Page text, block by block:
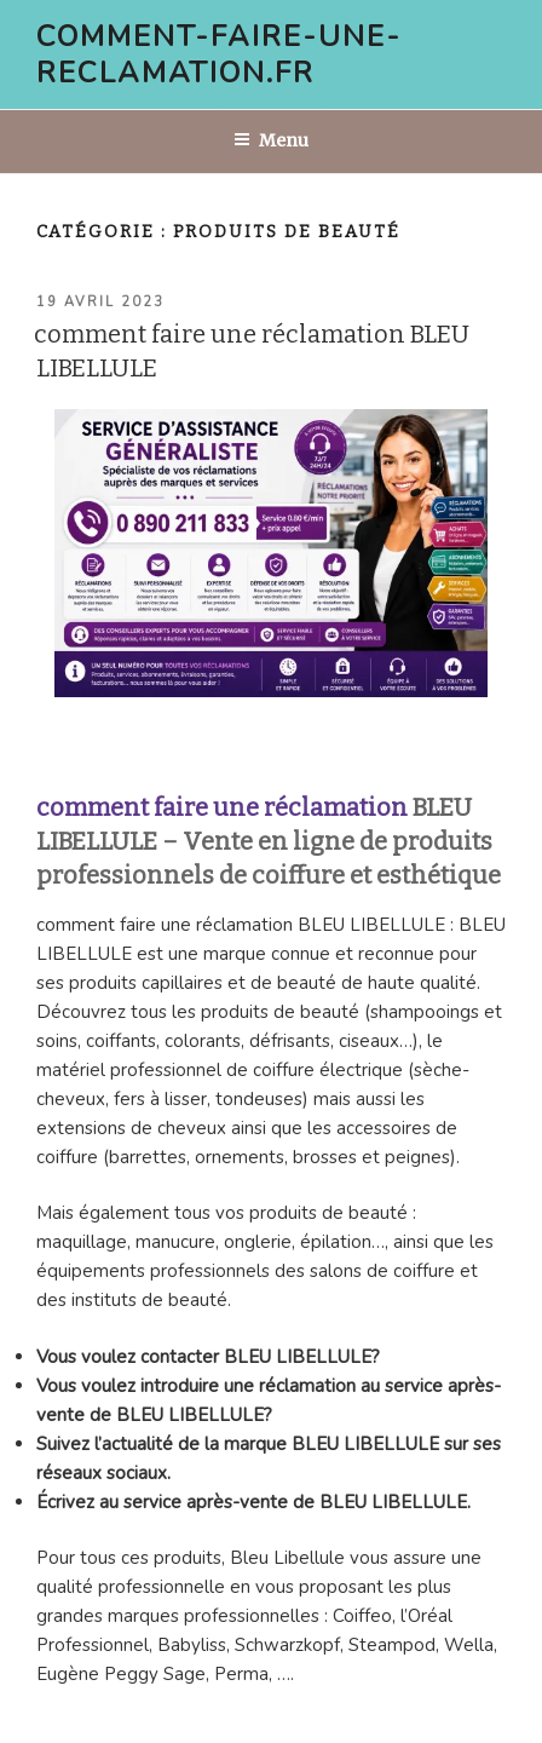
contenu
COMMENT-FAIRE-UNE-
RECLAMATION.FR
Menu
CATÉGORIE : PRODUITS DE BEAUTÉ
PUBLIÉ
19 AVRIL 2023
comment faire une réclamation BLEU
LIBELLULE
comment faire une réclamationBLEU
LIBELLULE – Vente en ligne de produits
professionnels de coiffure et esthétique
comment faire une réclamation BLEU LIBELLULE : BLEU
LIBELLULE est une marque connue et reconnue pour
ses produits capillaires et de beauté de haute qualité.
Découvrez tous les produits de beauté (shampooings et
soins, coiffants, colorants, défrisants, ciseaux…), le
matériel professionnel de coiffure électrique (sèche-
cheveux, fers à lisser, tondeuses) mais aussi les
extensions de cheveux ainsi que les accessoires de
coiffure (barrettes, ornements, brosses et peignes).
Mais également tous vos produits de beauté :
maquillage, manucure, onglerie, épilation…, ainsi que les
équipements professionnels des salons de coiffure et
des instituts de beauté.
Vous voulez contacter BLEU LIBELLULE?
Vous voulez introduire une réclamation au service après-
vente de BLEU LIBELLULE?
Suivez l’actualité de la marque BLEU LIBELLULE sur ses
réseaux sociaux.
Écrivez au service après-vente de BLEU LIBELLULE.
Pour tous ces produits, Bleu Libellule vous assure une
qualité professionnelle en vous proposant les plus
grandes marques professionnelles : Coiffeo, l’Oréal
Professionnel, Babyliss, Schwarzkopf, Steampod, Wella,
Eugène Peggy Sage, Perma, ….